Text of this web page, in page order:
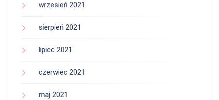
wrzesień 2021
sierpień 2021
lipiec 2021
czerwiec 2021
maj 2021